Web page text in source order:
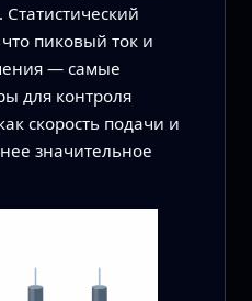
пиковый ток и
— самые
для контроля
скорость подачи и
значительное